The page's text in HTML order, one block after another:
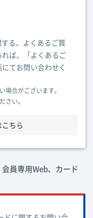
る、よくあるご質
ば、「よくあるご
てお問い合わせく
合がございます。
さい。
ちら
員専用Web、カード